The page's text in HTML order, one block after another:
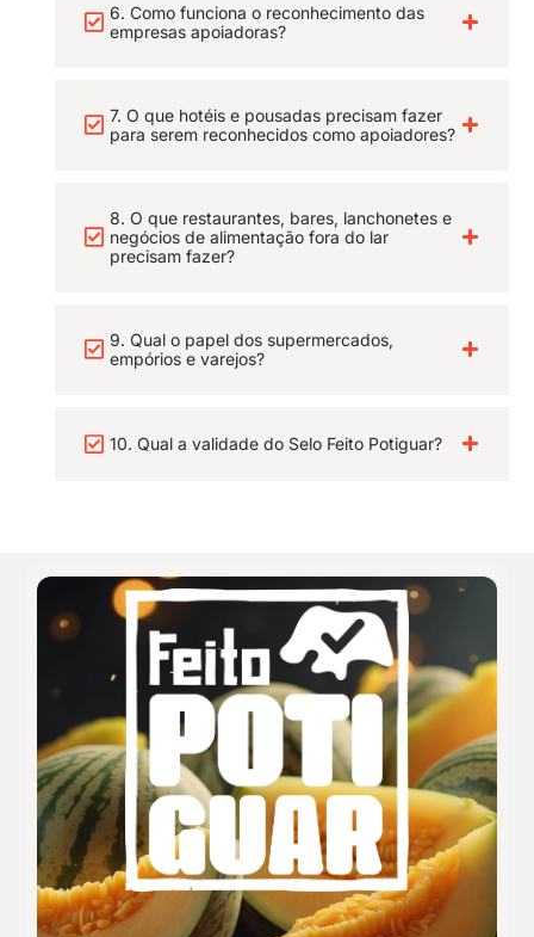
6. Como funciona o reconhecimento das
empresas apoiadoras?
7. O que hotéis e pousadas precisam fazer
para serem reconhecidos como apoiadores?
8. O que restaurantes, bares, lanchonetes e
negócios de alimentação fora do lar
precisam fazer?
9. Qual o papel dos supermercados,
empórios e varejos?
10. Qual a validade do Selo Feito Potiguar?